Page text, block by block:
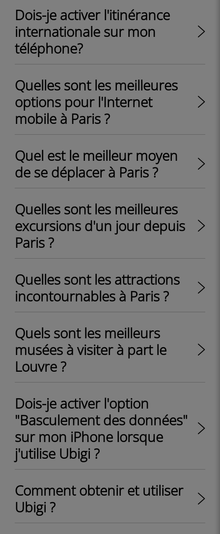
Dois-je activer l'itinérance
internationale sur mon
téléphone?
Quelles sont les meilleures
options pour l'Internet
mobile à Paris ?
Quel est le meilleur moyen
de se déplacer à Paris ?
Quelles sont les meilleures
excursions d'un jour depuis
Paris ?
Quelles sont les attractions
incontournables à Paris ?
Quels sont les meilleurs
musées à visiter à part le
Louvre ?
Dois-je activer l'option
"Basculement des données"
sur mon iPhone lorsque
j'utilise Ubigi ?
Comment obtenir et utiliser
Ubigi ?